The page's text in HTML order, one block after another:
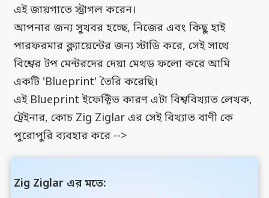
এই জায়গাতে স্ট্রাগল করেন।
আপনার জন্য সুখবর হচ্ছে, নিজের এবং কিছু হাই
পারফরমার ক্ল্যায়েন্টের জন্য স্টাডি করে, সেই সাথে
বিশ্বের টপ মেন্টরদের দেয়া মেথড ফলো করে আমি
একটি 'Blueprint' তৈরি করেছি।
এই Blueprint ইফেক্টিভ কারণ এটা বিশ্ববিখ্যাত লেখক,
ট্রেইনার, কোচ Zig Ziglar এর সেই বিখ্যাত বাণী কে
পুরোপুরি ব্যবহার করে -->
Zig Ziglar এর মতে: